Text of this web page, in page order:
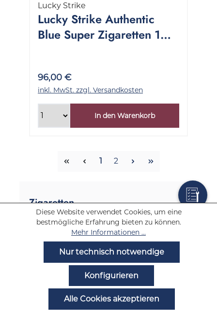
Zigaretten
Zigaretten Marken
Marlboro Zigaretten
Pall Mall Zigaretten
Lucky Strike Zigaretten
Lucky Strike
Lucky Strike Authentic
Blue Super Zigaretten 1
96,00 €
inkl. MwSt. zzgl. Versandkosten
In den Warenkorb
Seite
1 Seite
2
Diese Website verwendet Cookies, um eine
bestmögliche Erfahrung bieten zu können.
Mehr Informationen ...
Nur technisch notwendige
Konfigurieren
Alle Cookies akzeptieren